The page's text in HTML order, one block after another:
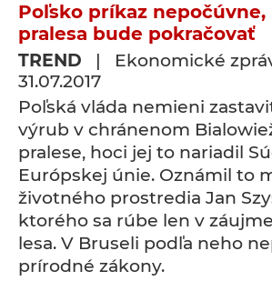
Poľsko príkaz nepočúvne,
pralesa bude pokračovať
TREND | Ekonomické
31.07.2017
Poľská vláda nemieni
výrub v chránenom
pralese, hoci jej to nariadil
Európskej únie. Oznámil to
životného prostredia Jan
ktorého sa rúbe len v
lesa. V Bruseli podľa neho
prírodné zákony.